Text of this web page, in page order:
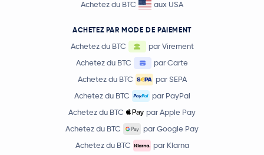
Achetez du BTC
aux USA
ACHETEZ PAR MODE DE PAIEMENT
Achetez du BTC
par Virement
Achetez du BTC
par Carte
Achetez du BTC
par SEPA
Achetez du BTC
par PayPal
Achetez du BTC
par Apple Pay
Achetez du BTC
par Google Pay
Achetez du BTC
par Klarna